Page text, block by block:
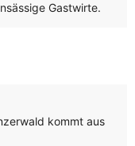
Gastwirte.
kommt aus